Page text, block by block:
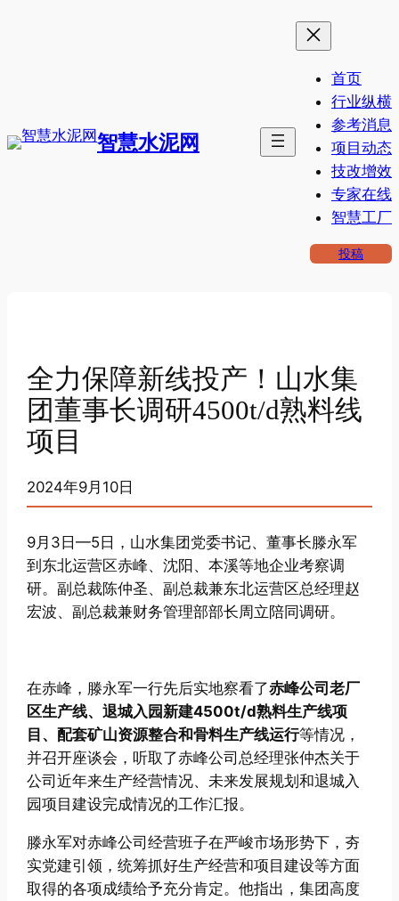
智慧水泥网
首页
行业纵横
参考消息
项目动态
技改增效
专家在线
智慧工厂
投稿
全力保障新线投产！山水集
团董事长调研4500t/d熟料线
项目
2024年9月10日
9月3日—5日，山水集团党委书记、董事长滕永军
到东北运营区赤峰、沈阳、本溪等地企业考察调
研。副总裁陈仲圣、副总裁兼东北运营区总经理赵
宏波、副总裁兼财务管理部部长周立陪同调研。
在赤峰，滕永军一行先后实地察看了赤峰公司老厂
区生产线、退城入园新建4500t/d熟料生产线项
目、配套矿山资源整合和骨料生产线运行等情况，
并召开座谈会，听取了赤峰公司总经理张仲杰关于
公司近年来生产经营情况、未来发展规划和退城入
园项目建设完成情况的工作汇报。
滕永军对赤峰公司经营班子在严峻市场形势下，夯
实党建引领，统筹抓好生产经营和项目建设等方面
取得的各项成绩给予充分肯定。他指出，集团高度